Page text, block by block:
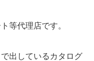
等代理店です。
出しているカタログ